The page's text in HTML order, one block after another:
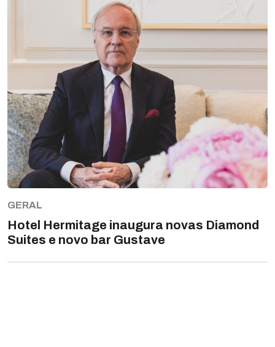
GERAL
Hotel Hermitage inaugura novas Diamond
Suites e novo bar Gustave